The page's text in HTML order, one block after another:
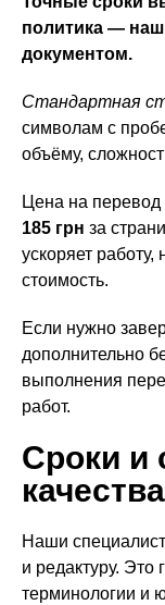
политика —
документом.
Стандартная
символам с
объёму,
Цена на перевод
185 грн за
ускоряет работу,
стоимость.
Если нужно
дополнительно
выполнения
работ.
Сроки и
качества
Наши
и редактуру. Это
терминологии и